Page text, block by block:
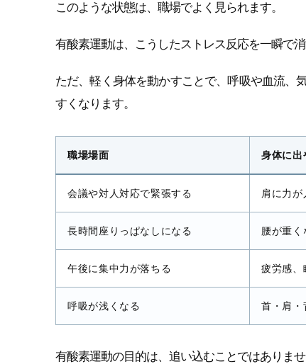
このような状態は、職場でよく見られます。
有酸素運動は、こうしたストレス反応を一瞬で消
ただ、軽く身体を動かすことで、呼吸や血流、
すくなります。
職場場面 身体に出
会議や対人対応で緊張する 肩に力が
長時間座りっぱなしになる 腰が重く
午後に集中力が落ちる 疲労感、
呼吸が浅くなる 首・肩・
有酸素運動の目的は、追い込むことではありませ